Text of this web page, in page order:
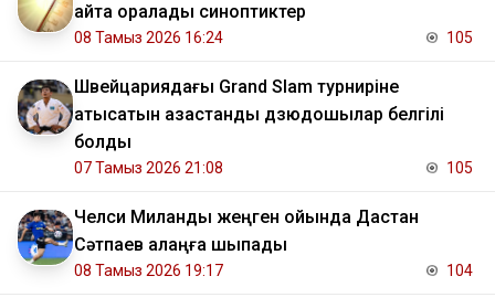
қайта оралады синоптиктер
08 Тамыз 2026 16:24 105
Швейцариядағы Grand Slam турниріне
қатысатын қазақстандық дзюдошылар белгілі
болды
07 Тамыз 2026 21:08 105
Челси Миланды жеңген ойында Дастан
Сәтпаев алаңға шықпады
08 Тамыз 2026 19:17 104